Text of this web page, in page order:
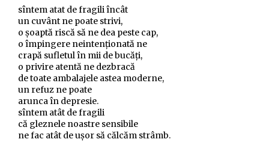
sîntem atat de fragili încât
un cuvânt ne poate strivi,
o șoaptă riscă să ne dea peste cap,
o împingere neintenționată ne
crapă sufletul în mii de bucăți,
o privire atentă ne dezbracă
de toate ambalajele astea moderne,
un refuz ne poate
arunca în depresie.
sîntem atât de fragili
că gleznele noastre sensibile
ne fac atât de ușor să călcăm strâmb.